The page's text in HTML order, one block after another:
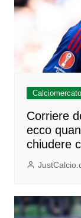
Calciomercato
Corriere
ecco
chiudere